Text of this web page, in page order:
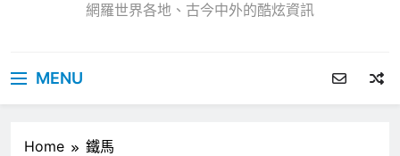
網羅世界各地、古今中外的酷炫資訊
MENU
Home 鐵馬